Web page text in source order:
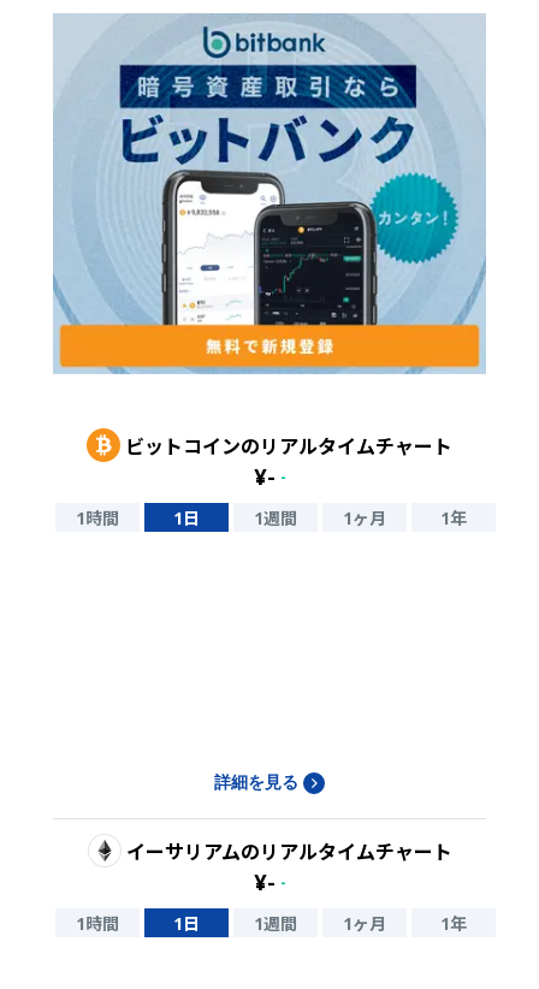
ビットコインのリアルタイムチャート
¥- -
1時間 1日 1週間 1ヶ月 1年
詳細を見る
イーサリアムのリアルタイムチャート
¥- -
1時間 1日 1週間 1ヶ月 1年